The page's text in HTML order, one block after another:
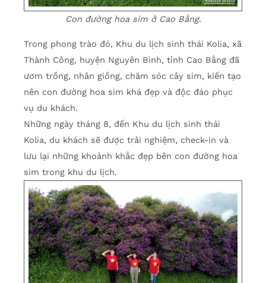
Con đường hoa sim ở Cao Bằng.
Trong phong trào đó, Khu du lịch sinh thái Kolia, xã
Thành Công, huyện Nguyên Bình, tỉnh Cao Bằng đã
ươm trồng, nhân giống, chăm sóc cây sim, kiến tạo
nên con đường hoa sim khá đẹp và độc đáo phục
vụ du khách.
Những ngày tháng 8, đến Khu du lịch sinh thái
Kolia, du khách sẽ được trải nghiệm, check-in và
lưu lại những khoảnh khắc đẹp bên con đường hoa
sim trong khu du lịch.